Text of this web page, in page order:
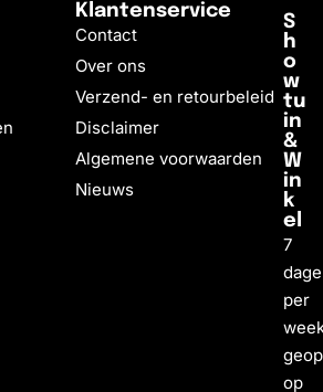
Klantenservice
Contact
Over ons
Verzend- en retourbeleid
Disclaimer
Algemene voorwaarden
Nieuws
S
h
o
w
tu
in
&
W
in
k
el
7
per
op